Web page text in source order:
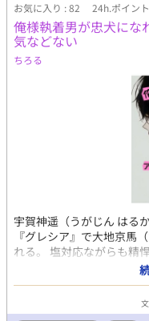
お気に入り : 82 24h.ポイン
俺様執着男が忠犬にな
気などない
ちろる
宇賀神遥（うがじん はる
『グレシア』で大地京馬
れる。 塩対応ながらも精
が、京馬は遥を抱いてい
辱で絶対に二度と会うか
いで訪れた京馬の店で再
になるか！